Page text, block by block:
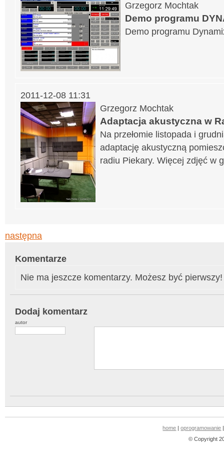
Grzegorz Mochtak
Demo programu
Demo programu
2011-12-08 11:31
Grzegorz Mochtak
Adaptacja akustyczna w
Na przełomie listopada i
adaptację akustyczną
radiu Piekary. Więcej zdjęć w
następna
Komentarze
Nie ma jeszcze komentarzy. Możesz być pierwszy!
Dodaj komentarz
autor
home |oprogramowanie
© Copyright